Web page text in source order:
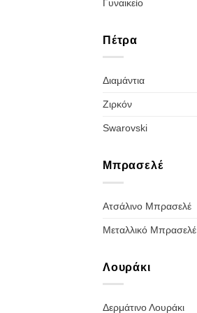
Γυναικείο
Πέτρα
Διαμάντια
Ζιρκόν
Swarovski
Μπρασελέ
Ατσάλινο Μπρασελέ
Μεταλλικό Μπρασελέ
Λουράκι
Δερμάτινο Λουράκι